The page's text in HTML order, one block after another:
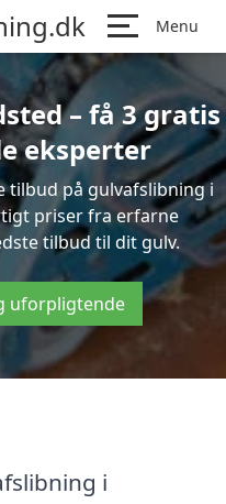
Menu
– få 3 gratis
eksperter
tilbud på gulvafslibning i
priser fra erfarne
tilbud til dit gulv.
uforpligtende
i